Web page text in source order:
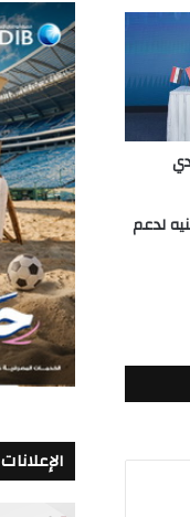
5 مليار جنيه لدعم
الإعلانات